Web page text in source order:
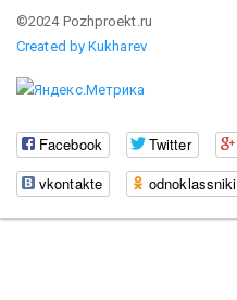
©2024 Pozhproekt.ru
Created by Kukharev
Facebook Twitter
vkontakte
odnoklassniki